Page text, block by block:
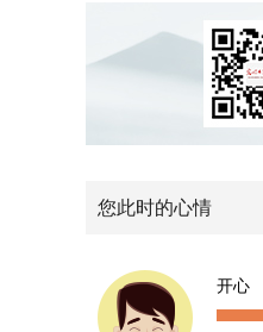
您此时的心情
开心